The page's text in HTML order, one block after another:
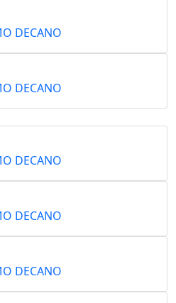
DECANO
DECANO
DECANO
DECANO
DECANO